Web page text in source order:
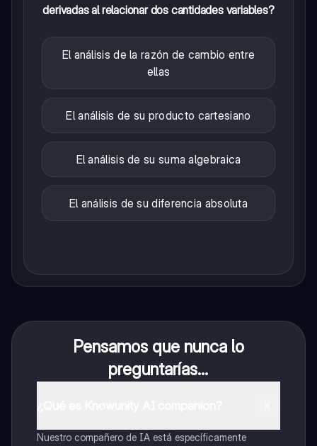
derivadas al relacionar dos cantidades variables?
El análisis de la razón de cambio entre
ellas
El análisis de su producto cartesiano
El análisis de su suma algebraica
El análisis de su diferencia absoluta
Pensamos que nunca lo
preguntarías...
Nuestro compañero de IA está específicamente